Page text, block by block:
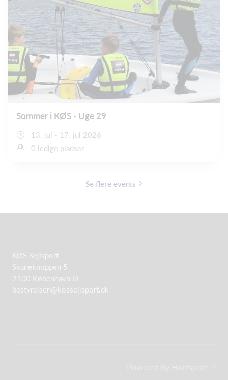
Sommer i KØS - Uge 29
13. jul - 17. jul 2026
0 ledige pladser
Se flere events
KØS Sejlsport
Svaneknoppen 5
2100 København Ø
bestyrelsen@kossejlsport.dk